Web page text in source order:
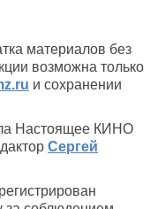
материалов без
возможна только
и сохранении
Настоящее КИНО
Сергей